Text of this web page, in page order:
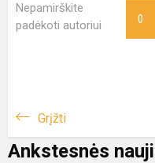
Nepamirškite
padėkoti autoriui
0
Grįžti
Ankstesnės